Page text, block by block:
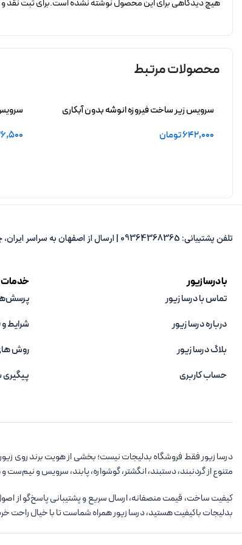
هیچ دیدگاهی برای این محصول نوشته نشده است.برای ثبت نقد
محصولات مرتبط
سرویس زیر ساخت فیروزه انوشه بدون آبکاری
642,000تومان
سرویس
تلفن پشتیبانی: 09364368365 | ارسال از اصفهان به سراسر ایران، چندین هزار مدل متنوع، پاسخ‌گویی از 8 صبح تا 8 شب.
با درسا زیور
تماس با درسا زیور
درباره درسا زیور
بلاگ درسا زیور
حساب کاربری
خدمات
شرایط
روش
درسا زیور فقط فروشگاه بدلیجات نیست؛ بخشی از هویت برند روی
متنوع از گردنبند، دستبند، انگشتر، گوشواره، پابند، سرویس و
کیفیت ساخت، قیمت منصفانه، ارسال سریع و پشتیبانی پاسخ‌گو از
بدلیجات باکیفیت هستید، درسا زیور همراه شماست تا با خیال راحت